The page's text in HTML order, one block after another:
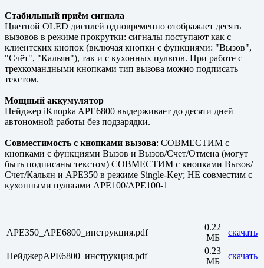
Стабильный приём сигнала
Цветной OLED дисплей одновременно отображает десять
вызовов в режиме прокрутки: сигналы поступают как с
клиентских кнопок (включая кнопки с функциями: "Вызов",
"Счёт", "Кальян"), так и с кухонных пультов. При работе с
трехкомандными кнопками тип вызова можно подписать
текстом.
Мощный аккумулятор
Пейджер iKnopka APE6800 выдерживает до десяти дней
автономной работы без подзарядки.
Совместимость с кнопками вызова: СОВМЕСТИМ с
кнопками с функциями Вызов и Вызов/Счет/Отмена (могут
быть подписаны текстом) СОВМЕСТИМ с кнопками Вызов/
Счет/Кальян и APE350 в режиме Single-Key; НЕ совместим с
кухонными пультами APE100/APE100-1
APE350_APE6800_инструкция.pdf
0.22
МБ
скачать
ПейджерAPE6800_инструкция.pdf
0.23
МБ
скачать